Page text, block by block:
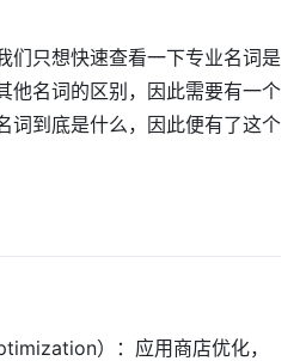
们只想快速查看一下专业名词是
他名词的区别，因此需要有一个
词到底是什么，因此便有了这个
）：应用商店优化，